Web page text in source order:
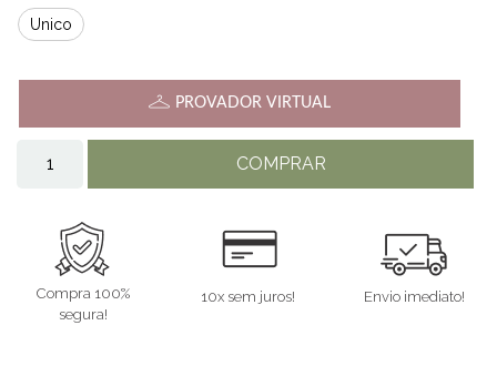
Único
PROVADOR VIRTUAL
COMPRAR
Compra 100%
segura!
10x sem juros! Envio imediato!